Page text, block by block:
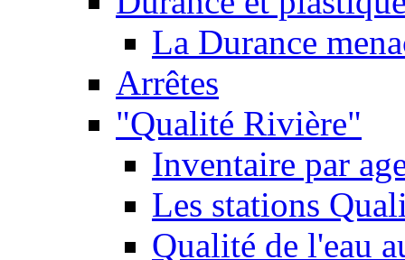
La Durance
Arrêtes
"Qualité Rivière"
Inventaire par
Les stations
Qualité de l'eau